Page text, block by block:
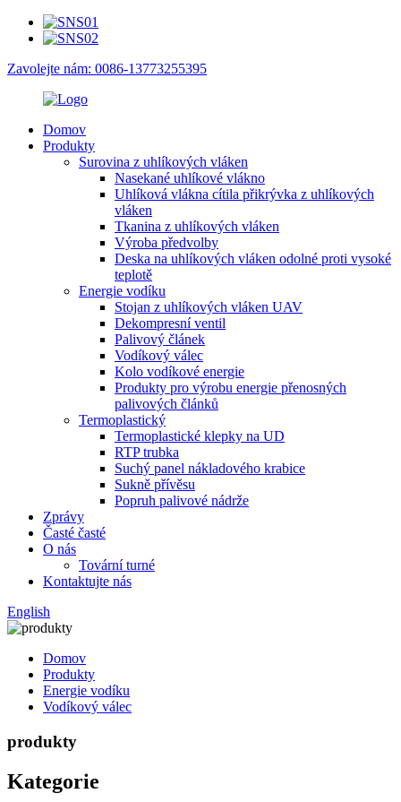
Zavolejte nám: 0086-13773255395
Domov
Produkty
Surovina z uhlíkových vláken
Nasekané uhlíkové vlákno
Uhlíková vlákna cítila přikrývka z uhlíkových
vláken
Tkanina z uhlíkových vláken
Výroba předvolby
Deska na uhlíkových vláken odolné proti vysoké
teplotě
Energie vodíku
Stojan z uhlíkových vláken UAV
Dekompresní ventil
Palivový článek
Vodíkový válec
Kolo vodíkové energie
Produkty pro výrobu energie přenosných
palivových článků
Termoplastický
Termoplastické klepky na UD
RTP trubka
Suchý panel nákladového krabice
Sukně přívěsu
Popruh palivové nádrže
Zprávy
Časté časté
O nás
Tovární turné
Kontaktujte nás
English
Domov
Produkty
Energie vodíku
Vodíkový válec
produkty
Kategorie